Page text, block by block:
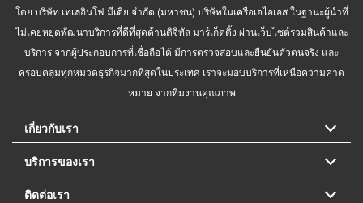
โดย บริษัท เทเลอินโฟ มีเดีย จำกัด (มหาชน) บริษัทในเครือเอไอเอส ในฐานะผู้นำที่
ไม่เคยหยุดพัฒนาบริการที่ดีที่สุดด้านดิจิทัล มาร์เก็ตติ้ง ผ่านเว็บไซต์รวมสินค้าและ
บริการ จากผู้ประกอบการที่เชื่อถือได้ มีการตรวจสอบและยืนยันตัวตนจริง และ
ครอบคลุมทุกหมวดธุรกิจมากที่สุดในประเทศ เราจะมอบบริการที่เหนือความคาด
หมาย จากทีมงานคุณภาพ
เกี่ยวกับเรา
บริการของเรา
ติดต่อเรา